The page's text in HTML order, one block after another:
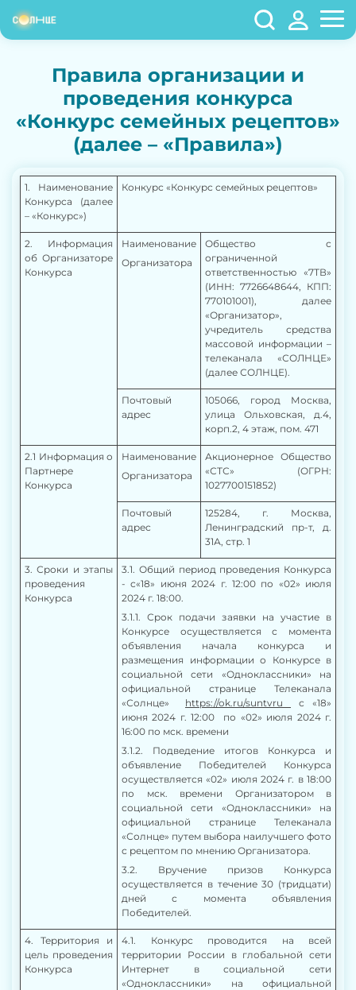
Правила организации и
проведения конкурса
«Конкурс семейных рецептов»
(далее – «Правила»)
1. Наименование
Конкурса (далее
– «Конкурс»)
Конкурс «Конкурс семейных рецептов»
2. Информация
об Организаторе
Конкурса
Наименование
Организатора
Общество с
ограниченной
ответственностью «7ТВ»
(ИНН: 7726648644, КПП:
770101001), далее
«Организатор»,
учредитель средства
массовой информации –
телеканала «СОЛНЦЕ»
(далее СОЛНЦЕ).
Почтовый
адрес
105066, город Москва,
улица Ольховская, д.4,
корп.2, 4 этаж, пом. 471
2.1 Информация о
Партнере
Конкурса
Наименование
Организатора
Акционерное Общество
«СТС» (ОГРН:
1027700151852)
Почтовый
адрес
125284, г. Москва,
Ленинградский пр-т, д.
31А, стр. 1
3. Сроки и этапы
проведения
Конкурса
3.1. Общий период проведения Конкурса
- с«18» июня 2024 г. 12:00 по «02» июля
2024 г. 18:00.
3.1.1. Срок подачи заявки на участие в
Конкурсе осуществляется с момента
объявления начала конкурса и
размещения информации о Конкурсе в
социальной сети «Одноклассники» на
официальной странице Телеканала
«Солнце» https://ok.ru/suntvru
с «18»
июня 2024 г. 12:00 по «02» июля 2024 г.
16:00 по мск. времени
3.1.2. Подведение итогов Конкурса и
объявление Победителей Конкурса
осуществляется «02» июля 2024 г. в 18:00
по мск. времени Организатором в
социальной сети «Одноклассники» на
официальной странице Телеканала
«Солнце» путем выбора наилучшего фото
с рецептом по мнению Организатора.
3.2. Вручение призов Конкурса
осуществляется в течение 30 (тридцати)
дней с момента объявления
Победителей.
4. Территория и
цель проведения
Конкурса
4.1. Конкурс проводится на всей
территории России в глобальной сети
Интернет в социальной сети
«Одноклассники» на официальной